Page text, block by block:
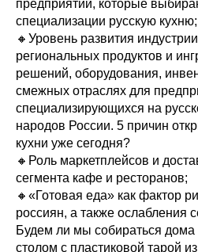
предприятий, которые
специализации русскую кухню;
🔸Уровень развития
региональных продуктов и
решений, оборудования,
смежных отраслях для
специализирующихся на
народов России. 5 причин
кухни уже сегодня?
🔸Роль маркетплейсов и
сегмента кафе и ресторанов;
🔸«Готовая еда» как фактор
россиян, а также ослабления
Будем ли мы собираться
столом с пластиковой тарой